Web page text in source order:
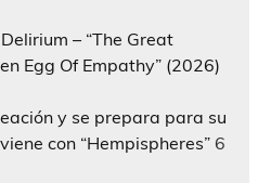
– “The Great
Egg Of Empathy” (2026)
y se prepara para su
con “Hempispheres” 6